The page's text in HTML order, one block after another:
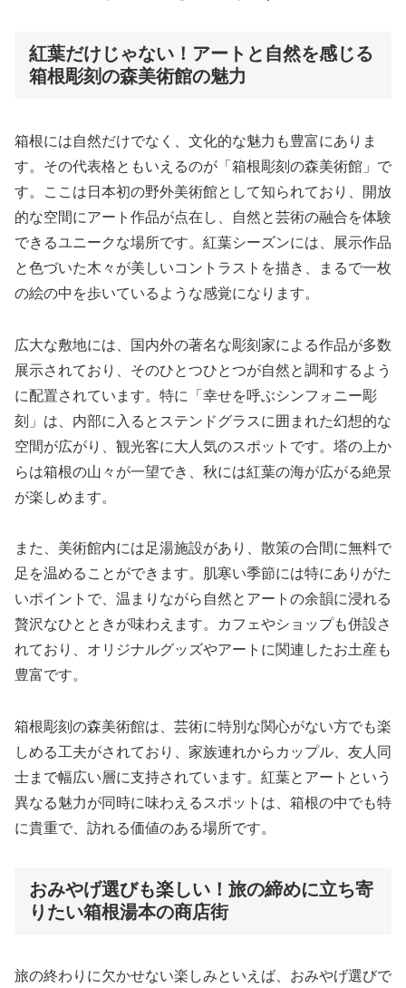
紅葉だけじゃない！アートと自然を感じる
箱根彫刻の森美術館の魅力
箱根には自然だけでなく、文化的な魅力も豊富にありま
す。その代表格ともいえるのが「箱根彫刻の森美術館」で
す。ここは日本初の野外美術館として知られており、開放
的な空間にアート作品が点在し、自然と芸術の融合を体験
できるユニークな場所です。紅葉シーズンには、展示作品
と色づいた木々が美しいコントラストを描き、まるで一枚
の絵の中を歩いているような感覚になります。
広大な敷地には、国内外の著名な彫刻家による作品が多数
展示されており、そのひとつひとつが自然と調和するよう
に配置されています。特に「幸せを呼ぶシンフォニー彫
刻」は、内部に入るとステンドグラスに囲まれた幻想的な
空間が広がり、観光客に大人気のスポットです。塔の上か
らは箱根の山々が一望でき、秋には紅葉の海が広がる絶景
が楽しめます。
また、美術館内には足湯施設があり、散策の合間に無料で
足を温めることができます。肌寒い季節には特にありがた
いポイントで、温まりながら自然とアートの余韻に浸れる
贅沢なひとときが味わえます。カフェやショップも併設さ
れており、オリジナルグッズやアートに関連したお土産も
豊富です。
箱根彫刻の森美術館は、芸術に特別な関心がない方でも楽
しめる工夫がされており、家族連れからカップル、友人同
士まで幅広い層に支持されています。紅葉とアートという
異なる魅力が同時に味わえるスポットは、箱根の中でも特
に貴重で、訪れる価値のある場所です。
おみやげ選びも楽しい！旅の締めに立ち寄
りたい箱根湯本の商店街
旅の終わりに欠かせない楽しみといえば、おみやげ選びで